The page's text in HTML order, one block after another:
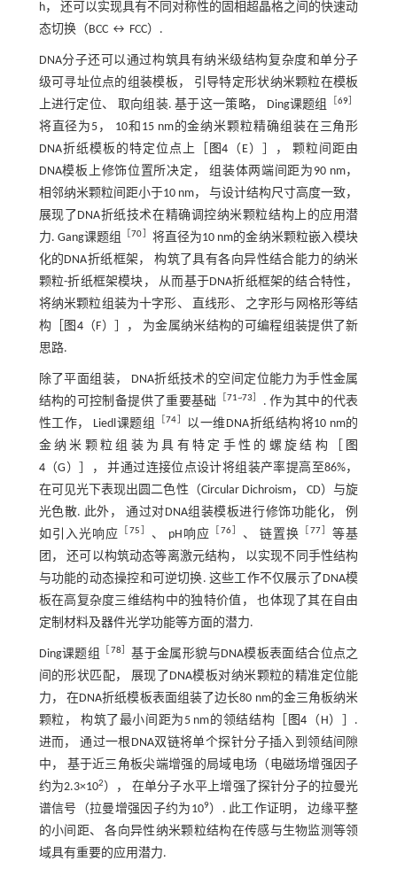
h， 还可以实现具有不同对称性的固相超晶格之间的快速动
态切换（BCC ↔ FCC）.
DNA分子还可以通过构筑具有纳米级结构复杂度和单分子
级可寻址位点的组装模板， 引导特定形状纳米颗粒在模板
上进行定位、 取向组装. 基于这一策略， Ding课题组
［69
将直径为5， 10和15 nm的金纳米颗粒精确组装在三角形
DNA折纸模板的特定位点上［
图4 （E）］， 颗粒间距由
DNA模板上修饰位置所决定， 组装体两端间距为90 nm，
相邻纳米颗粒间距小于10 nm， 与设计结构尺寸高度一致，
展现了DNA折纸技术在精确调控纳米颗粒结构上的应用潜
力. Gang课题组
［70
将直径为10 nm的金纳米颗粒嵌入模块
化的DNA折纸框架， 构筑了具有各向异性结合能力的纳米
颗粒-折纸框架模块， 从而基于DNA折纸框架的结合特性，
将纳米颗粒组装为十字形、 直线形、 之字形与网格形等结
构［
图4（F）］， 为金属纳米结构的可编程组装提供了新
思路.
除了平面组装， DNA折纸技术的空间定位能力为手性金属
结构的可控制备提供了重要基础
［71~73
. 作为其中的代表
性工作， Liedl课题组
［74
以一维DNA折纸结构将10 nm的
金纳米颗粒组装为具有特定手性的螺旋结构［
图
4（G）］， 并通过连接位点设计将组装产率提高至86%，
在可见光下表现出圆二色性（Circular Dichroism， CD）与旋
光色散. 此外， 通过对DNA组装模板进行修饰功能化， 例
如引入光响应
75 、 pH响应 ［76 、 链置换 ［77 ］等基
团， 还可以构筑动态等离激元结构， 以实现不同手性结构
与功能的动态操控和可逆切换. 这些工作不仅展示了DNA模
板在高复杂度三维结构中的独特价值， 也体现了其在自由
定制材料及器件光学功能等方面的潜力.
Ding课题组 78
基于金属形貌与DNA模板表面结合位点之
间的形状匹配， 展现了DNA模板对纳米颗粒的精准定位能
力， 在DNA折纸模板表面组装了边长80 nm的金三角板纳米
颗粒， 构筑了最小间距为5 nm的领结结构［
图4 （H）］.
进而， 通过一根DNA双链将单个探针分子插入到领结间隙
中， 基于近三角板尖端增强的局域电场（电磁场增强因子
约为2.3×102）， 在单分子水平上增强了探针分子的拉曼光
谱信号（拉曼增强因子约为109）. 此工作证明， 边缘平整
的小间距、 各向异性纳米颗粒结构在传感与生物监测等领
域具有重要的应用潜力.